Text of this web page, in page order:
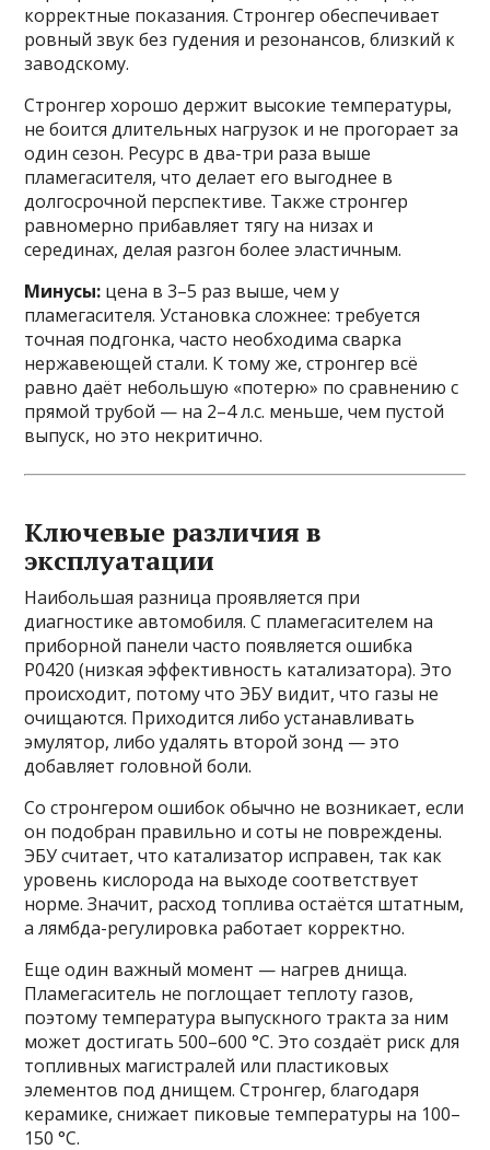
корректные показания. Стронгер обеспечивает
ровный звук без гудения и резонансов, близкий к
заводскому.
Стронгер хорошо держит высокие температуры,
не боится длительных нагрузок и не прогорает за
один сезон. Ресурс в два-три раза выше
пламегасителя, что делает его выгоднее в
долгосрочной перспективе. Также стронгер
равномерно прибавляет тягу на низах и
серединах, делая разгон более эластичным.
Минусы: цена в 3–5 раз выше, чем у
пламегасителя. Установка сложнее: требуется
точная подгонка, часто необходима сварка
нержавеющей стали. К тому же, стронгер всё
равно даёт небольшую «потерю» по сравнению с
прямой трубой — на 2–4 л.с. меньше, чем пустой
выпуск, но это некритично.
Ключевые различия в
эксплуатации
Наибольшая разница проявляется при
диагностике автомобиля. С пламегасителем на
приборной панели часто появляется ошибка
P0420 (низкая эффективность катализатора). Это
происходит, потому что ЭБУ видит, что газы не
очищаются. Приходится либо устанавливать
эмулятор, либо удалять второй зонд — это
добавляет головной боли.
Со стронгером ошибок обычно не возникает, если
он подобран правильно и соты не повреждены.
ЭБУ считает, что катализатор исправен, так как
уровень кислорода на выходе соответствует
норме. Значит, расход топлива остаётся штатным,
а лямбда-регулировка работает корректно.
Еще один важный момент — нагрев днища.
Пламегаситель не поглощает теплоту газов,
поэтому температура выпускного тракта за ним
может достигать 500–600 °C. Это создаёт риск для
топливных магистралей или пластиковых
элементов под днищем. Стронгер, благодаря
керамике, снижает пиковые температуры на 100–
150 °C.